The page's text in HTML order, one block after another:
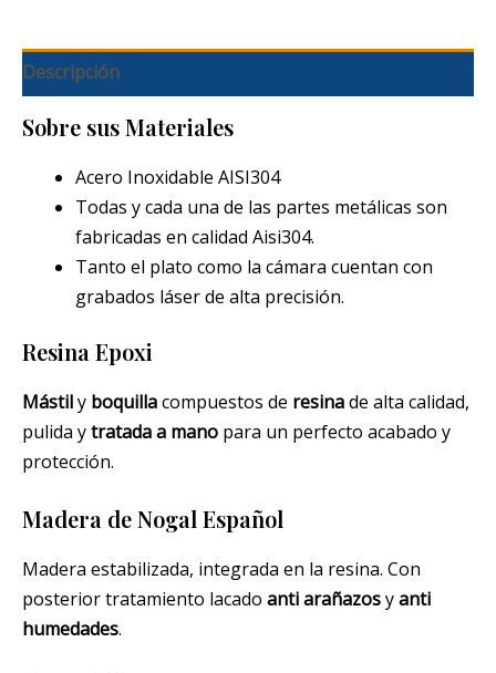
Descripción
Sobre sus Materiales
Acero Inoxidable AISI304
Todas y cada una de las partes metálicas son
fabricadas en calidad Aisi304.
Tanto el plato como la cámara cuentan con
grabados láser de alta precisión.
Resina Epoxi
Mástily boquillacompuestos de resinade alta calidad,
pulida ytratada a mano para un perfecto acabado y
protección.
Madera de Nogal Español
Madera estabilizada, integrada en la resina. Con
posterior tratamiento lacado anti arañazosyanti
humedades.